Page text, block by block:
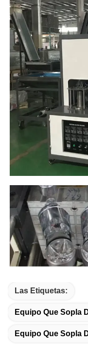
Las Etiquetas:
Equipo Que Sopla
Equipo Que Sopla